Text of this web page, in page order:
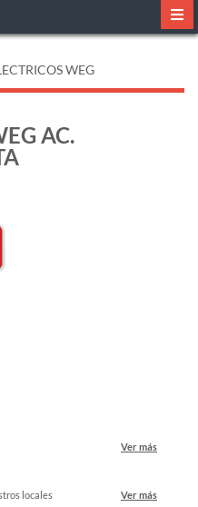
WEG
AC.
Ver más
locales Ver más